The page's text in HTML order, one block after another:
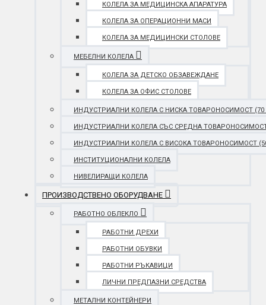
КОЛЕЛА ЗА МЕДИЦИНСКА АПАРАТУРА
КОЛЕЛА ЗА ОПЕРАЦИОННИ МАСИ
КОЛЕЛА ЗА МЕДИЦИНСКИ СТОЛОВЕ
МЕБЕЛНИ КОЛЕЛА
КОЛЕЛА ЗА ДЕТСКО ОБЗАВЕЖДАНЕ
КОЛЕЛА ЗА ОФИС СТОЛОВЕ
ИНДУСТРИАЛНИ КОЛЕЛА С НИСКА ТОВАРОНОСИМОСТ (70 -
ИНДУСТРИАЛНИ КОЛЕЛА СЪС СРЕДНА ТОВАРОНОСИМОСТ
ИНДУСТРИАЛНИ КОЛЕЛА С ВИСОКА ТОВАРОНОСИМОСТ
ИНСТИТУЦИОНАЛНИ КОЛЕЛА
НИВЕЛИРАЩИ КОЛЕЛА
ПРОИЗВОДСТВЕНО ОБОРУДВАНЕ
РАБОТНО ОБЛЕКЛО
РАБОТНИ ДРЕХИ
РАБОТНИ ОБУВКИ
РАБОТНИ РЪКАВИЦИ
ЛИЧНИ ПРЕДПАЗНИ СРЕДСТВА
МЕТАЛНИ КОНТЕЙНЕРИ